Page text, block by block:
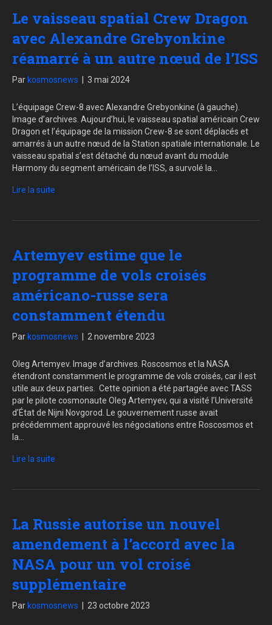
Le vaisseau spatial Crew Dragon
avec Alexandre Grebyonkine
réamarré à un autre nœud de l’ISS
Par kosmosnews 3 mai 2024
L’équipage Crew-8 avec Alexandre Grebyonkine (à gauche).
Image d’archives. Aujourd’hui, le vaisseau spatial américain Crew
Dragon et l’équipage de la mission Crew-8 se sont déplacés et
amarrés à un autre nœud de la Station spatiale internationale. Le
vaisseau spatial s’est détaché du nœud avant du module
Harmony du segment américain de l’ISS, a survolé la…
Lire la suite
Artemyev estime que le
programme de vols croisés
américano-russe sera
constamment étendu
Par kosmosnews 2 novembre 2023
Oleg Artemyev. Image d’archives. Roscosmos et la NASA
étendront constamment le programme de vols croisés, car il est
utile aux deux parties. Cette opinion a été partagée avec TASS
par le pilote cosmonaute Oleg Artemyev, qui a visité l’Université
d’État de Nijni Novgorod. Le gouvernement russe avait
précédemment approuvé les négociations entre Roscosmos et
la…
Lire la suite
La Russie autorise un nouvel
amendement à l’accord avec la
NASA pour un vol croisé
supplémentaire
Par kosmosnews 23 octobre 2023